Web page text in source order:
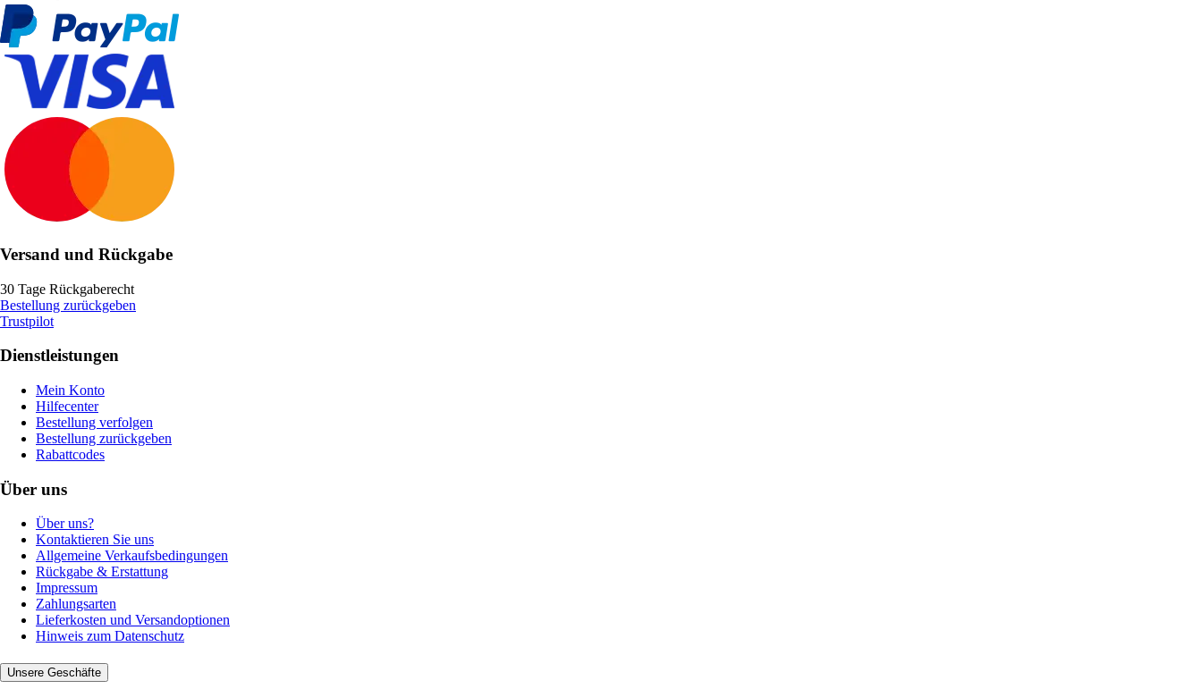
Versand und Rückgabe
30 Tage Rückgaberecht
Bestellung zurückgeben
Trustpilot
Dienstleistungen
Mein Konto
Hilfecenter
Bestellung verfolgen
Bestellung zurückgeben
Rabattcodes
Über uns
Über uns?
Kontaktieren Sie uns
Allgemeine Verkaufsbedingungen
Rückgabe & Erstattung
Impressum
Zahlungsarten
Lieferkosten und Versandoptionen
Hinweis zum Datenschutz
Unsere Geschäfte